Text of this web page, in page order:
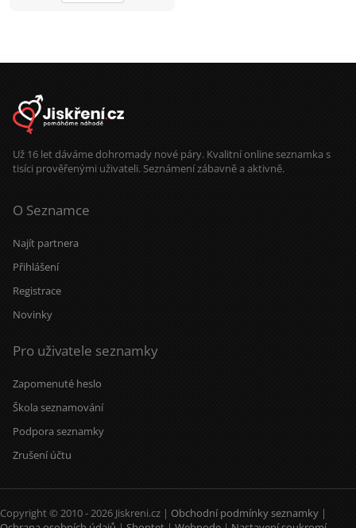
Už 16 let dáváme dohromady nové páry. Kvalitní online seznamka s
tisíci prověřenými uživateli. Seznámení zábavně a aktivně.
O Seznamce
Najít partnera
Přihlášení
Registrace
Novinky
Pro uživatele seznamky
Zapomenuté heslo
Škola seznamování
Podpora seznamky
Zrušení účtu
Copyright © 2010 - 2026 Jiskreni.cz | Obchodní podmínky seznamky |